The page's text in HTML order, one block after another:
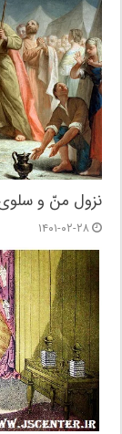
نزول منّ و
۱۴۰۱-۰۲-۲۸